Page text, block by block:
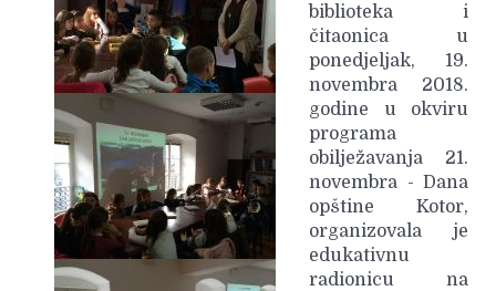
biblioteka i
čitaonica u
ponedjeljak, 19.
novembra 2018.
godine u okviru
programa
obilježavanja 21.
novembra - Dana
opštine Kotor,
organizovala je
edukativnu
radionicu na